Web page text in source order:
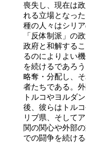
喪失し、現在は
れる立場となっ
種の人々はシリ
「反体制派」の
政府と和解する
るのによりよい
を続けるであろ
略奪・分配し、
者たちである。
トルコやヨルダ
後、彼らはトル
リブ県、そして
関の関心や外部
での闘争を続け